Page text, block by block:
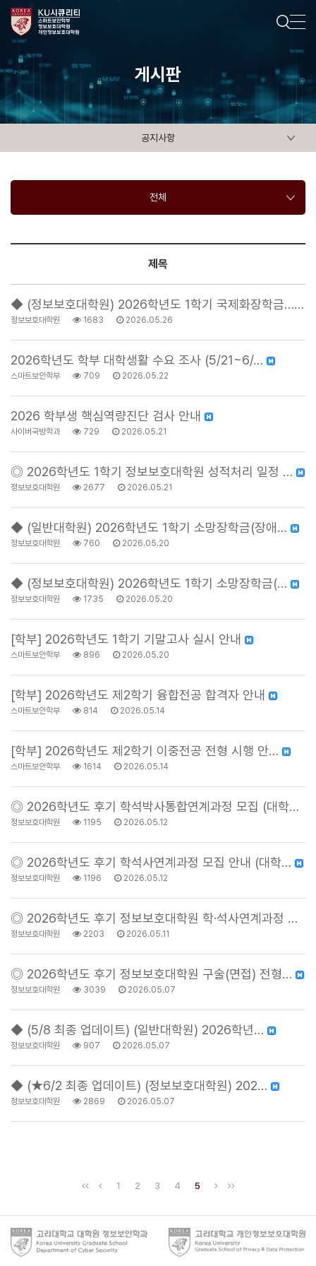
게시판
공지사항
전체
제목
◆ (정보보호대학원) 2026학년도 1학기 국제화장학금…
정보보호대학원 1683 2026.05.26
2026학년도 학부 대학생활 수요 조사 (5/21~6/…
스마트보안학부 709 2026.05.22
2026 학부생 핵심역량진단 검사 안내
사이버국방학과 729 2026.05.21
◎ 2026학년도 1학기 정보보호대학원 성적처리 일정 …
정보보호대학원 2677 2026.05.21
◆ (일반대학원) 2026학년도 1학기 소망장학금(장애…
정보보호대학원 760 2026.05.20
◆ (정보보호대학원) 2026학년도 1학기 소망장학금(…
정보보호대학원 1735 2026.05.20
[학부] 2026학년도 1학기 기말고사 실시 안내
스마트보안학부 896 2026.05.20
[학부] 2026학년도 제2학기 융합전공 합격자 안내
스마트보안학부 814 2026.05.14
[학부] 2026학년도 제2학기 이중전공 전형 시행 안…
스마트보안학부 1614 2026.05.14
◎ 2026학년도 후기 학석박사통합연계과정 모집 (대학…
정보보호대학원 1195 2026.05.12
◎ 2026학년도 후기 학석사연계과정 모집 안내 (대학…
정보보호대학원 1196 2026.05.12
◎ 2026학년도 후기 정보보호대학원 학·석사연계과정 …
정보보호대학원 2203 2026.05.11
◎ 2026학년도 후기 정보보호대학원 구술(면접) 전형…
정보보호대학원 3039 2026.05.07
◆ (5/8 최종 업데이트) (일반대학원) 2026학년…
정보보호대학원 907 2026.05.07
◆ (★6/2 최종 업데이트) (정보보호대학원) 202…
정보보호대학원 2869 2026.05.07
1 2 3 4 5